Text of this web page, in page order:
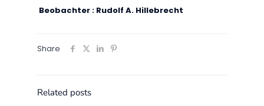
Beobachter : Rudolf A. Hillebrecht
Share
Related posts